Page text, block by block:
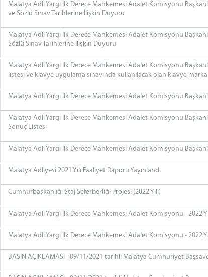
Malatya Adli Yargı İlk Derece Mahkemesi Adalet Komisyonu
ve Sözlü Sınav Tarihlerine İlişkin Duyuru
Malatya Adli Yargı İlk Derece Mahkemesi Adalet Komisyonu
Sözlü Sınav Tarihlerine İlişkin Duyuru
Malatya Adli Yargı İlk Derece Mahkemesi Adalet Komisyonu
listesi ve klavye uygulama sınavında kullanılacak olan klavye
Malatya Adli Yargı İlk Derece Mahkemesi Adalet Komisyonu
Malatya Adli Yargı İlk Derece Mahkemesi Adalet Komisyonu
Sonuç Listesi
Malatya Adli Yargı İlk Derece Mahkemesi Adalet Komisyonu
Malatya Adliyesi 2021 Yılı Faaliyet Raporu Yayınlandı
Cumhurbaşkanlığı Staj Seferberliği Projesi (2022 Yılı)
Malatya Adli Yargı İlk Derece Mahkemesi Adalet Komisyonu - 2022
Malatya Adli Yargı İlk Derece Mahkemesi Adalet Komisyonu - 2022
BASIN AÇIKLAMASI - 09/11/2021 tarihli Malatya Cumhuriyet